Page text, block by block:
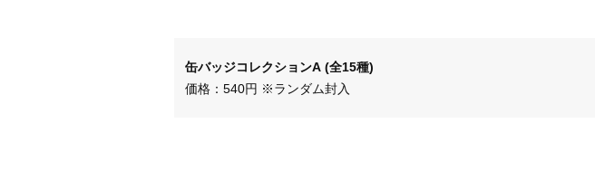
缶バッジコレクションA (全15種)
価格：540円 ※ランダム封入